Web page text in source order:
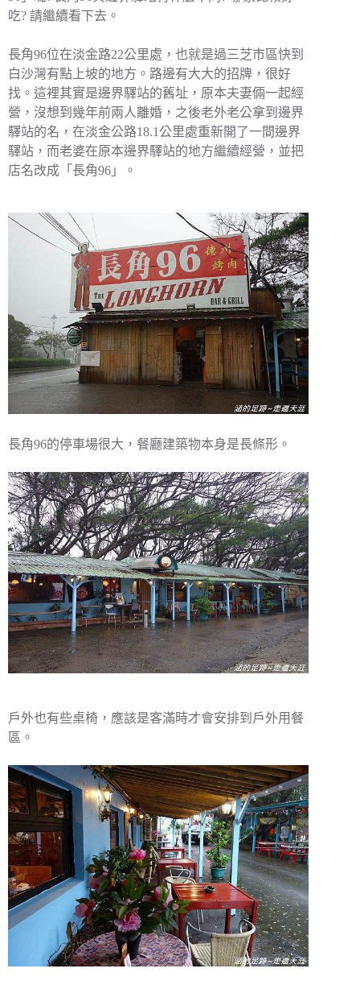
吃? 請繼續看下去。
長角96位在淡金路22公里處，也就是過三芝市區快到
白沙灣有點上坡的地方。路邊有大大的招牌，很好
找。這裡其實是邊界驛站的舊址，原本夫妻倆一起經
營，沒想到幾年前兩人離婚，之後老外老公拿到邊界
驛站的名，在淡金公路18.1公里處重新開了一間邊界
驛站，而老婆在原本邊界驛站的地方繼續經營，並把
店名改成「長角96」。
長角96的停車場很大，餐廳建築物本身是長條形。
戶外也有些桌椅，應該是客滿時才會安排到戶外用餐
區。